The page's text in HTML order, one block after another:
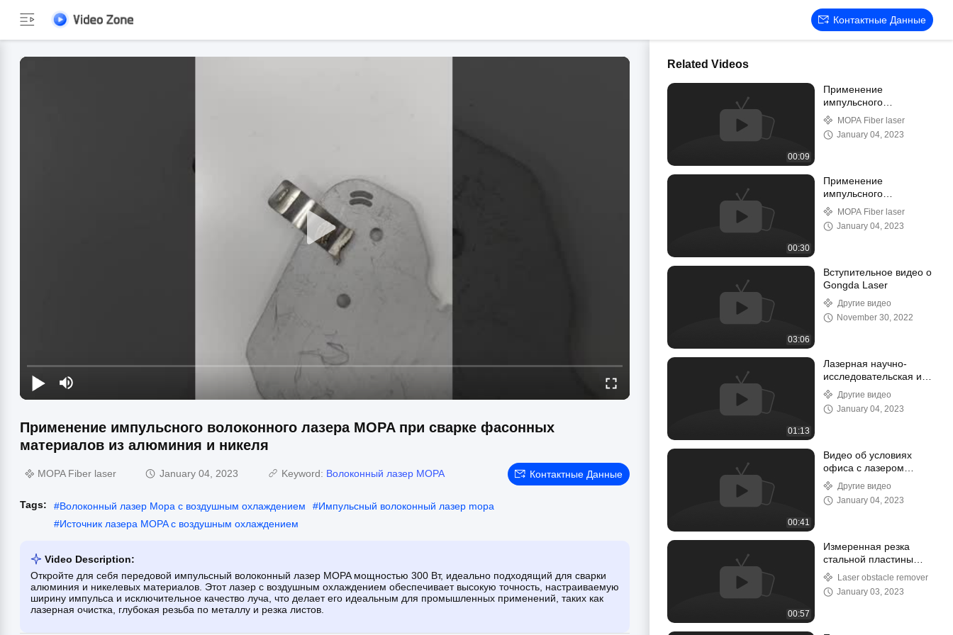
Контактные Данные
Применение импульсного волоконного лазера MOPA при сварке фасонных
материалов из алюминия и никеля
MOPA Fiber laser January 04, 2023 Keyword: Волоконный лазер MOPA Контактные Данные
Tags: #Волоконный лазер Mopa с воздушным охлаждением #Импульсный волоконный лазер mopa
#Источник лазера MOPA с воздушным охлаждением
Video Description:
Откройте для себя передовой импульсный волоконный лазер MOPA мощностью 300 Вт, идеально подходящий для сварки
алюминия и никелевых материалов. Этот лазер с воздушным охлаждением обеспечивает высокую точность, настраиваемую
ширину импульса и исключительное качество луча, что делает его идеальным для промышленных применений, таких как
лазерная очистка, глубокая резьба по металлу и резка листов.
Related Videos
00:09
Применение
импульсного
волоконного лазера
MOPA для снятия
краски с поверхности
MOPA Fiber laser
January 04, 2023
00:30
Применение
импульсного
волоконного лазера
MOPA мощностью
1000 Вт для глубокой
материала -
кремниевого
MOPA Fiber laser
January 04, 2023
03:06
Вступительное видео о
Gongda Laser
Другие видео
November 30, 2022
01:13
Лазерная научно-
исследовательская и
производственная
площадка Gongda
Другие видео
January 04, 2023
00:41
Видео об условиях
офиса с лазером
Gongda
Другие видео
January 04, 2023
00:57
Измеренная резка
стальной пластины
под дождем с
помощью лазерного
устройства удаления
Laser obstacle remover
January 03, 2023